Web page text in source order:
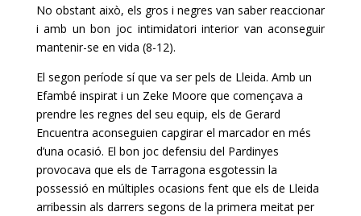
No obstant això, els gros i negres van saber reaccionar
i amb un bon joc intimidatori interior van aconseguir
mantenir-se en vida (8-12).
El segon període sí que va ser pels de Lleida. Amb un
Efambé inspirat i un Zeke Moore que començava a
prendre les regnes del seu equip, els de Gerard
Encuentra aconseguien capgirar el marcador en més
d’una ocasió. El bon joc defensiu del Pardinyes
provocava que els de Tarragona esgotessin la
possessió en múltiples ocasions fent que els de Lleida
arribessin als darrers segons de la primera meitat per